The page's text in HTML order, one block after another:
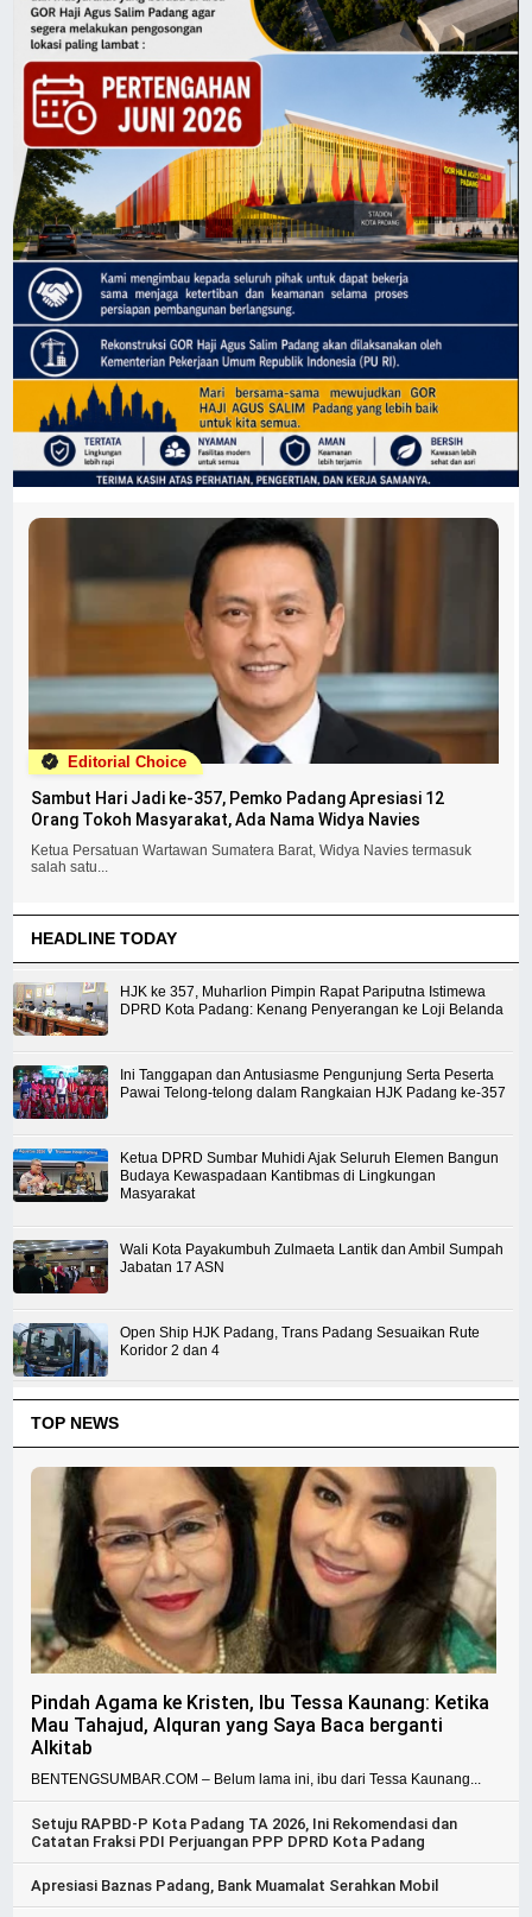
Editorial Choice
Sambut Hari Jadi ke-357, Pemko Padang Apresiasi 12
Orang Tokoh Masyarakat, Ada Nama Widya Navies
Ketua Persatuan Wartawan Sumatera Barat, Widya Navies termasuk
salah satu...
HEADLINE TODAY
HJK ke 357, Muharlion Pimpin Rapat Pariputna Istimewa
DPRD Kota Padang: Kenang Penyerangan ke Loji Belanda
Ini Tanggapan dan Antusiasme Pengunjung Serta Peserta
Pawai Telong-telong dalam Rangkaian HJK Padang ke-357
Ketua DPRD Sumbar Muhidi Ajak Seluruh Elemen Bangun
Budaya Kewaspadaan Kantibmas di Lingkungan
Masyarakat
Wali Kota Payakumbuh Zulmaeta Lantik dan Ambil Sumpah
Jabatan 17 ASN
Open Ship HJK Padang, Trans Padang Sesuaikan Rute
Koridor 2 dan 4
TOP NEWS
Pindah Agama ke Kristen, Ibu Tessa Kaunang: Ketika
Mau Tahajud, Alquran yang Saya Baca berganti
Alkitab
BENTENGSUMBAR.COM – Belum lama ini, ibu dari Tessa Kaunang...
Setuju RAPBD-P Kota Padang TA 2026, Ini Rekomendasi dan
Catatan Fraksi PDI Perjuangan PPP DPRD Kota Padang
Apresiasi Baznas Padang, Bank Muamalat Serahkan Mobil